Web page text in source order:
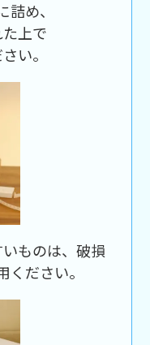
め、
上で
い。
ものは、破損
ださい。